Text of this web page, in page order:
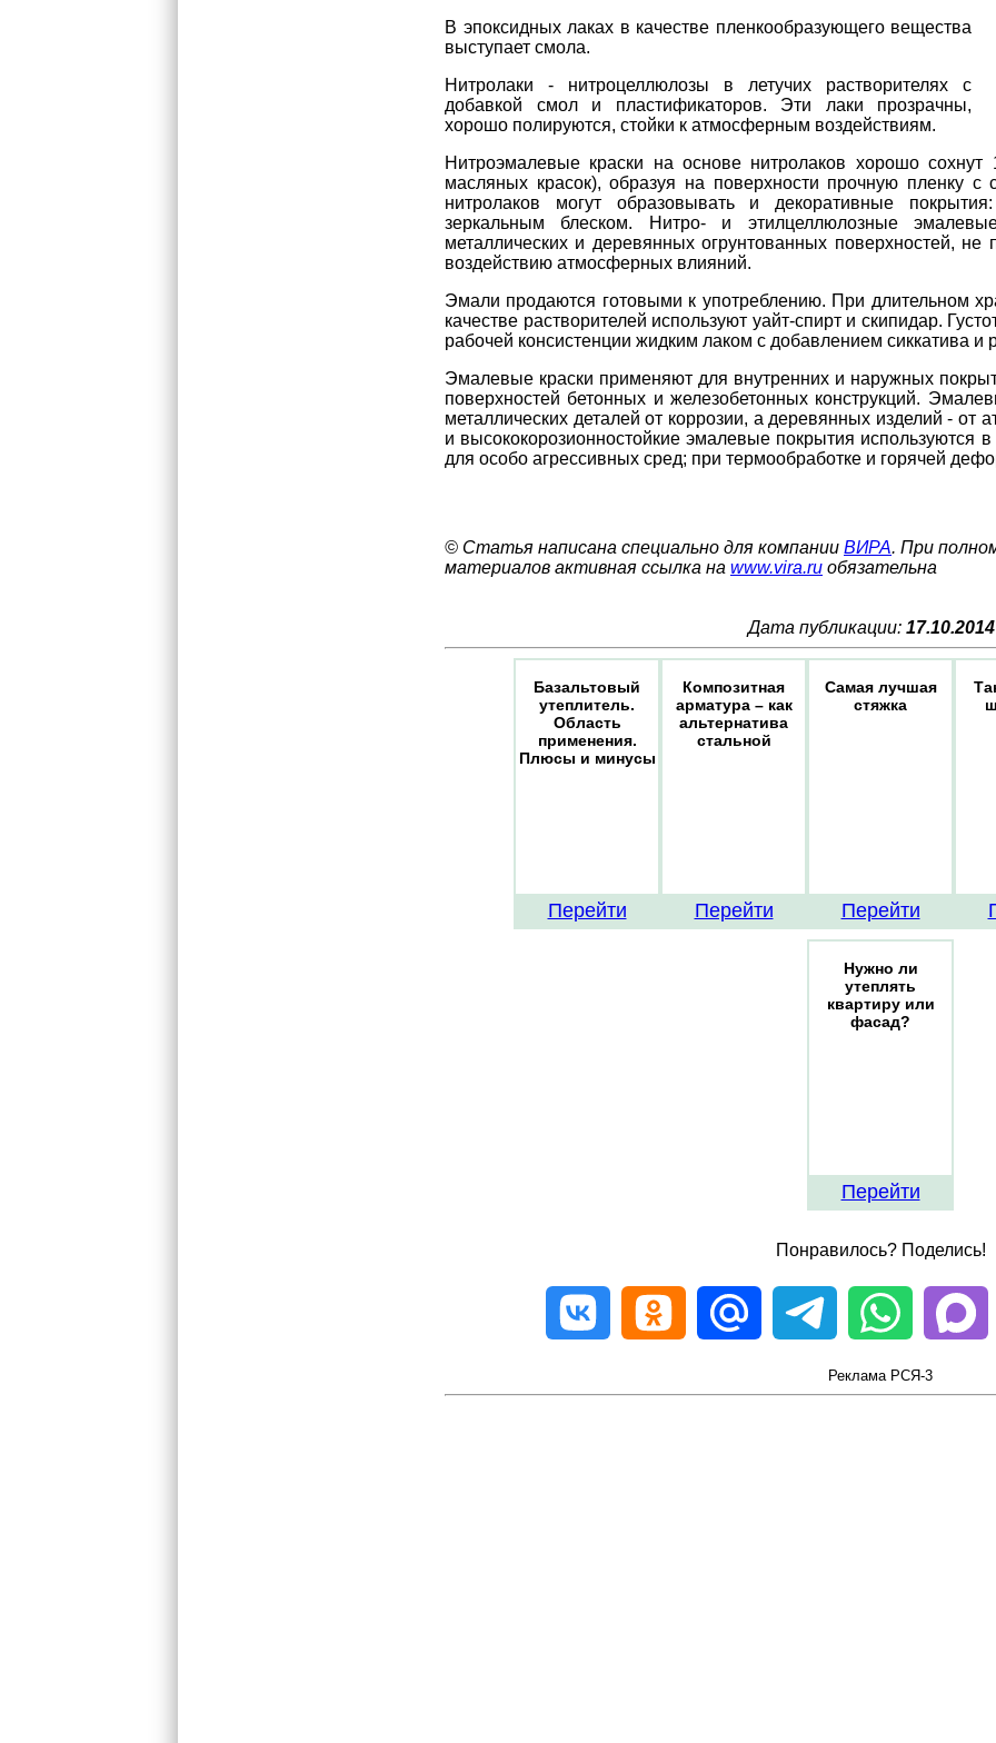
В эпоксидных лаках в качестве пленкообразующего вещества
выступает смола.
Нитролаки - нитроцеллюлозы в летучих растворителях с
добавкой смол и пластификаторов. Эти лаки прозрачны,
хорошо полируются, стойки к атмосферным воздействиям.
Нитроэмалевые краски на основе нитролаков хорошо
масляных красок), образуя на поверхности прочную пленку
нитролаков могут образовывать и декоративные
зеркальным блеском. Нитро- и этилцеллюлозные
металлических и деревянных огрунтованных поверхностей, не
воздействию атмосферных влияний.
Эмали продаются готовыми к употреблению. При длительном
качестве растворителей используют уайт-спирт и скипидар.
рабочей консистенции жидким лаком с добавлением сиккатива и
Эмалевые краски применяют для внутренних и наружных
поверхностей бетонных и железобетонных конструкций.
металлических деталей от коррозии, а деревянных изделий -
и высококорозионностойкие эмалевые покрытия используются
для особо агрессивных сред; при термообработке и горячей
© Статья написана специально для компании ВИРА. При
материалов активная ссылка на www.vira.ru обязательна
Дата публикации: 17.10.2014
Базальтовый
утеплитель.
Область
применения.
Плюсы и минусы
Перейти
Композитная
арматура – как
альтернатива
стальной
Перейти
Самая лучшая
стяжка
Перейти
Нужно ли
утеплять
квартиру или
фасад?
Перейти
Понравилось? Поделись!
Реклама РСЯ-3